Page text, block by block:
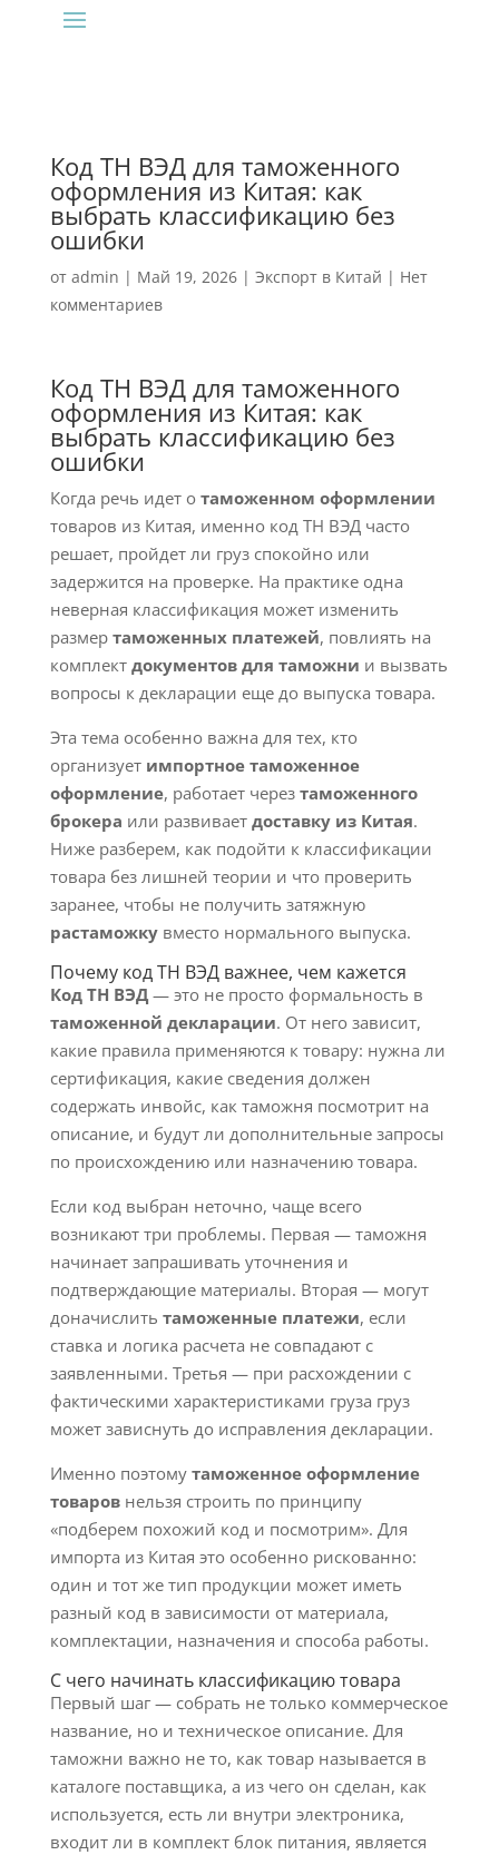
Код ТН ВЭД для таможенного
оформления из Китая: как
выбрать классификацию без
ошибки
от admin | Май 19, 2026| Экспорт в Китай | Нет
комментариев
Код ТН ВЭД для таможенного
оформления из Китая: как
выбрать классификацию без
ошибки
Когда речь идет о таможенном оформлении
товаров из Китая, именно код ТН ВЭД часто
решает, пройдет ли груз спокойно или
задержится на проверке. На практике одна
неверная классификация может изменить
размер таможенных платежей, повлиять на
комплект документов для таможни и вызвать
вопросы к декларации еще до выпуска товара.
Эта тема особенно важна для тех, кто
организует импортное таможенное
оформление, работает через таможенного
брокера или развивает доставку из Китая.
Ниже разберем, как подойти к классификации
товара без лишней теории и что проверить
заранее, чтобы не получить затяжную
растаможкувместо нормального выпуска.
Почему код ТН ВЭД важнее, чем кажется
Код ТН ВЭД— это не просто формальность в
таможенной декларации. От него зависит,
какие правила применяются к товару: нужна ли
сертификация, какие сведения должен
содержать инвойс, как таможня посмотрит на
описание, и будут ли дополнительные запросы
по происхождению или назначению товара.
Если код выбран неточно, чаще всего
возникают три проблемы. Первая — таможня
начинает запрашивать уточнения и
подтверждающие материалы. Вторая — могут
доначислить таможенные платежи, если
ставка и логика расчета не совпадают с
заявленными. Третья — при расхождении с
фактическими характеристиками груза груз
может зависнуть до исправления декларации.
Именно поэтому таможенное оформление
товаровнельзя строить по принципу
«подберем похожий код и посмотрим». Для
импорта из Китая это особенно рискованно:
один и тот же тип продукции может иметь
разный код в зависимости от материала,
комплектации, назначения и способа работы.
С чего начинать классификацию товара
Первый шаг — собрать не только коммерческое
название, но и техническое описание. Для
таможни важно не то, как товар называется в
каталоге поставщика, а из чего он сделан, как
используется, есть ли внутри электроника,
входит ли в комплект блок питания, является